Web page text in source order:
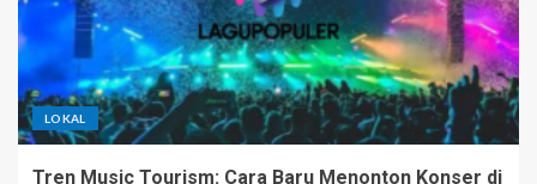
LOKAL
Tren Music Tourism: Cara Baru Menonton Konser di